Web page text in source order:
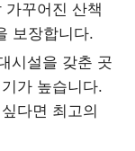
가꾸어진 산책
보장합니다.
시설을 갖춘 곳
가 높습니다.
다면 최고의